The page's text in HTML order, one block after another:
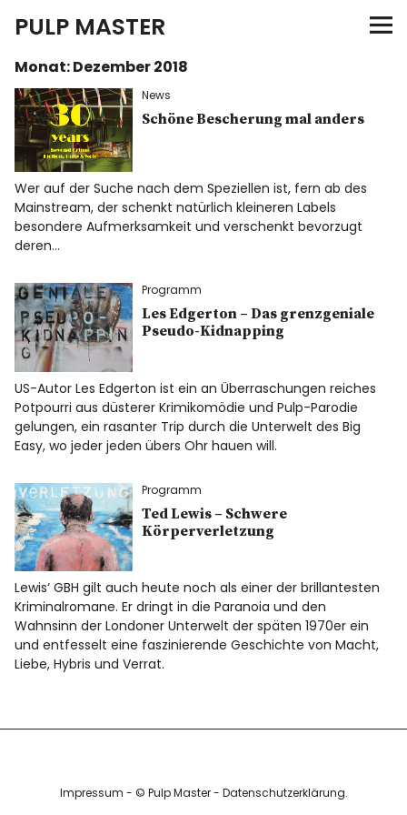
PULP MASTER
Programm
Verlag
Merch
News
InstagramFacebook
Twitter
Info
Monat:Dezember 2018
News
Schöne Bescherung mal anders
Wer auf der Suche nach dem Speziellen ist, fern ab des
Mainstream, der schenkt natürlich kleineren Labels
besondere Aufmerksamkeit und verschenkt bevorzugt
deren…
Programm
Les Edgerton – Das grenzgeniale
Pseudo-Kidnapping
US-Autor Les Edgerton ist ein an Überraschungen reiches
Potpourri aus düsterer Krimikomödie und Pulp-Parodie
gelungen, ein rasanter Trip durch die Unterwelt des Big
Easy, wo jeder jeden übers Ohr hauen will.
Programm
Ted Lewis – Schwere
Körperverletzung
Lewis‘ GBH gilt auch heute noch als einer der brillantesten
Kriminalromane. Er dringt in die Paranoia und den
Wahnsinn der Londoner Unterwelt der späten 1970er ein
und entfesselt eine faszinierende Geschichte von Macht,
Liebe, Hybris und Verrat.
Impressum - © Pulp Master - Datenschutzerklärung